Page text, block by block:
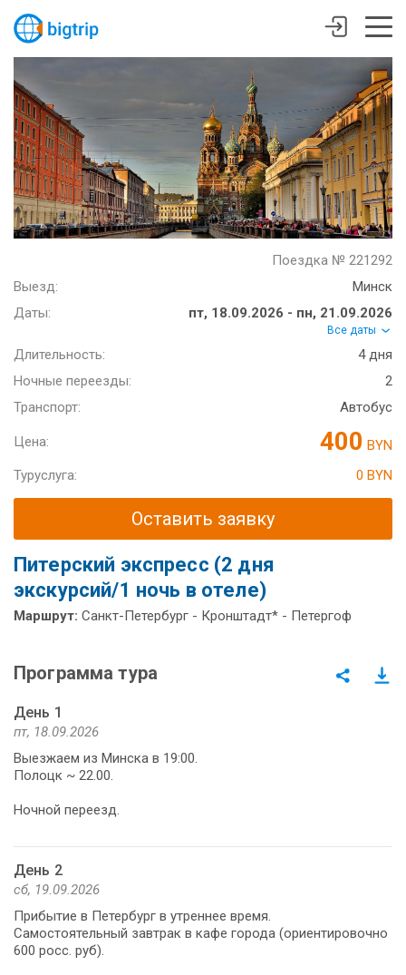
Поездка № 221292
Выезд:
Минск
Даты:
пт, 18.09.2026 - пн, 21.09.2026
Все даты
Длительность:
4 дня
Ночные переезды:
2
Транспорт:
Автобус
Цена: 400 BYN
Туруслуга:
0 BYN
Оставить заявку
Питерский экспресс (2 дня
экскурсий/1 ночь в отеле)
Маршрут: Санкт-Петербург - Кронштадт* - Петергоф
Программа тура
День 1
пт, 18.09.2026
Выезжаем из Минска в 19:00.
Полоцк ~ 22.00.
Ночной переезд.
День 2
сб, 19.09.2026
Прибытие в Петербург в утреннее время.
Самостоятельный завтрак в кафе города (ориентировочно
600 росс. руб).